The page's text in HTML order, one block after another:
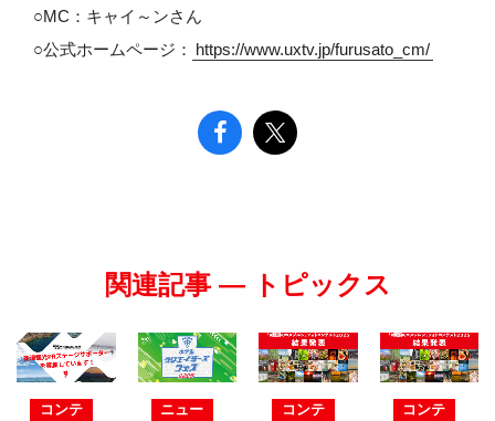
○MC：キャイ～ンさん
○公式ホームページ：
https://www.uxtv.jp/furusato_cm/
関連記事 — トピックス
コンテ
ニュー
コンテ
コンテ